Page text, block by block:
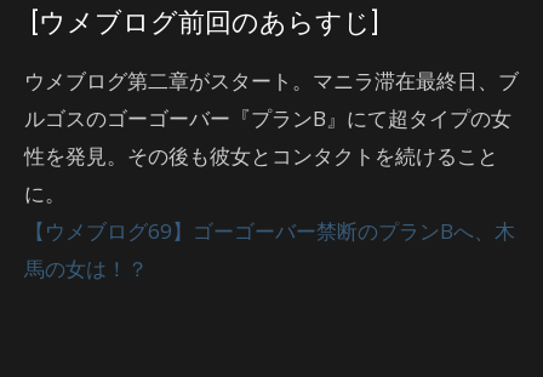
[ウメブログ前回のあらすじ]
ウメブログ第二章がスタート。マニラ滞在最終日、ブ
ルゴスのゴーゴーバー『プランB』にて超タイプの女
性を発見。その後も彼女とコンタクトを続けること
に。
【ウメブログ69】ゴーゴーバー禁断のプランBへ、木
馬の女は！？